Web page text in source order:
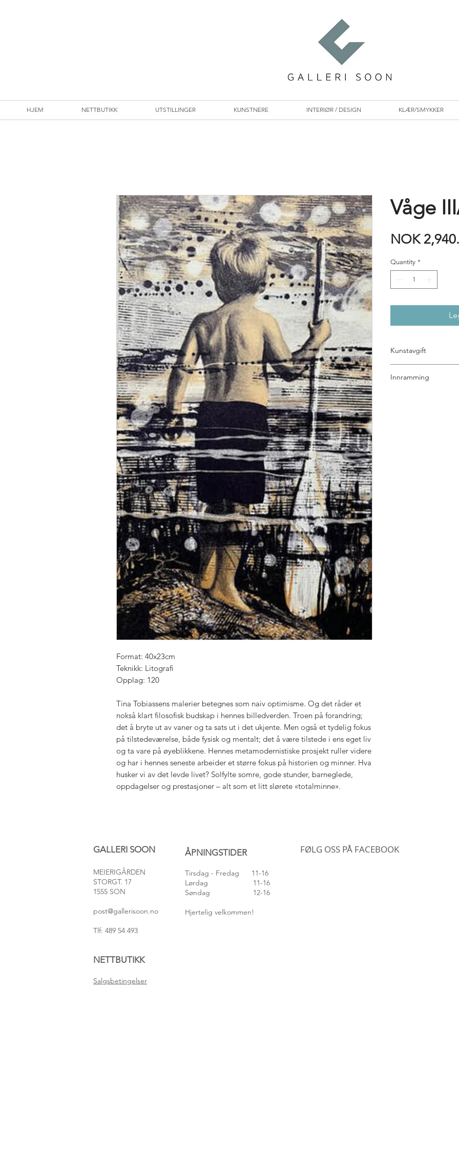
HJEM NETTBUTIKK UTSTILLINGER KUNSTNERE INTERIØR / DESIGN KLÆR/SMYKKER
Format: 40x23cm
Teknikk: Litografi
Opplag: 120
Tina Tobiassens malerier betegnes som naiv optimisme. Og det råder et
nokså klart filosofisk budskap i hennes billedverden. Troen på forandring;
det å bryte ut av vaner og ta sats ut i det ukjente. Men også et tydelig fokus
på tilstedeværelse, både fysisk og mentalt; det å være tilstede i ens eget liv
og ta vare på øyeblikkene. Hennes metamodernistiske prosjekt ruller videre
og har i hennes seneste arbeider et større fokus på historien og minner. Hva
husker vi av det levde livet? Solfylte somre, gode stunder, barneglede,
oppdagelser og prestasjoner – alt som et litt slørete «totalminne».
Våge
NOK
Quantity *
Kunstavgift
Innramming
GALLERI SOON
MEIERIGÅRDEN
STORGT. 17
1555 SON
post@gallerisoon.no
Tlf: 489 54 493
NETTBUTIKK
Salgsbetingelser
ÅPNINGSTIDER
Tirsdag - Fredag 11-16
Lørdag 11-16
Søndag 12-16
Hjertelig velkommen!
FØLG OSS PÅ FACEBOOK